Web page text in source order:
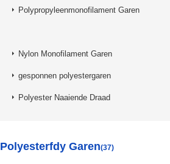
Polypropyleenmonofilament Garen
Nylon Monofilament Garen
gesponnen polyestergaren
Polyester Naaiende Draad
Polyesterfdy Garen(37)